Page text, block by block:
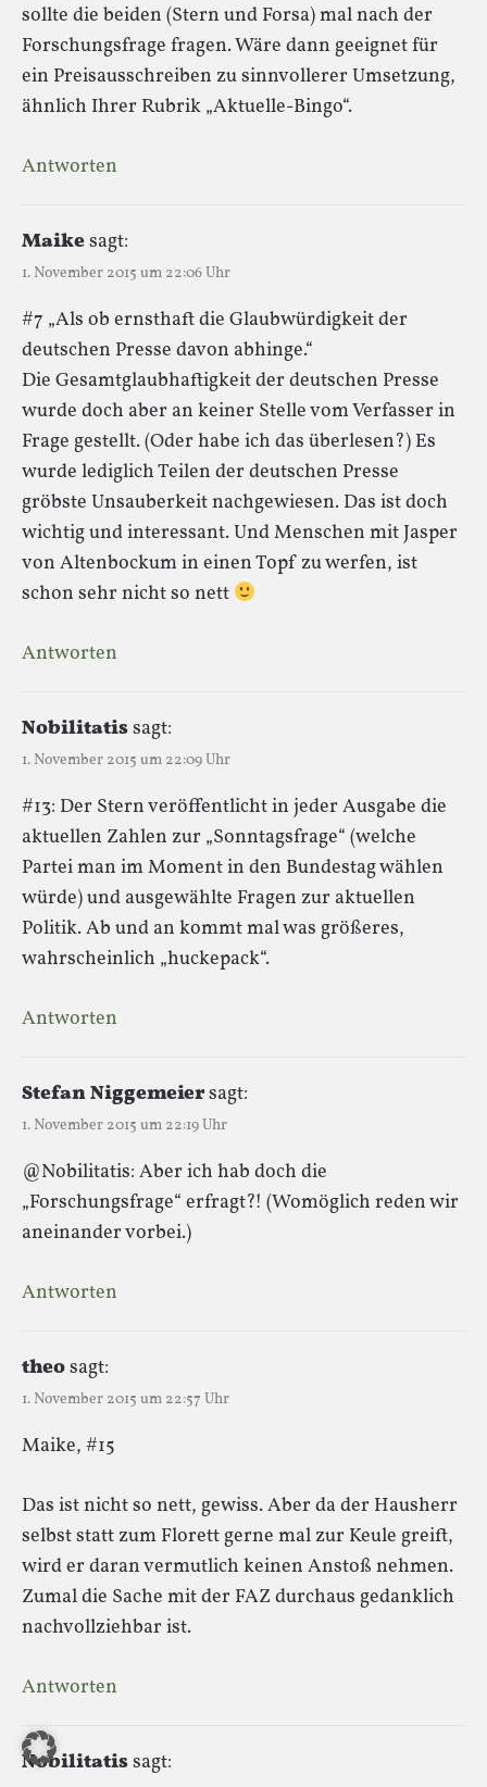
sollte die beiden (Stern und Forsa) mal nach der
Forschungsfrage fragen. Wäre dann geeignet für
ein Preisausschreiben zu sinnvollerer Umsetzung,
ähnlich Ihrer Rubrik „Aktuelle-Bingo“.
Antworten
Maikesagt:
1. November 2015 um 22:06 Uhr
#7 „Als ob ernsthaft die Glaubwürdigkeit der
deutschen Presse davon abhinge.“
Die Gesamtglaubhaftigkeit der deutschen Presse
wurde doch aber an keiner Stelle vom Verfasser in
Frage gestellt. (Oder habe ich das überlesen?) Es
wurde lediglich Teilen der deutschen Presse
gröbste Unsauberkeit nachgewiesen. Das ist doch
wichtig und interessant. Und Menschen mit Jasper
von Altenbockum in einen Topf zu werfen, ist
schon sehr nicht so nett
Antworten
Nobilitatissagt:
1. November 2015 um 22:09 Uhr
#13: Der Stern veröffentlicht in jeder Ausgabe die
aktuellen Zahlen zur „Sonntagsfrage“ (welche
Partei man im Moment in den Bundestag wählen
würde) und ausgewählte Fragen zur aktuellen
Politik. Ab und an kommt mal was größeres,
wahrscheinlich „huckepack“.
Antworten
Stefan Niggemeiersagt:
1. November 2015 um 22:19 Uhr
@Nobilitatis: Aber ich hab doch die
„Forschungsfrage“ erfragt?! (Womöglich reden wir
aneinander vorbei.)
Antworten
theosagt:
1. November 2015 um 22:57 Uhr
Maike, #15
Das ist nicht so nett, gewiss. Aber da der Hausherr
selbst statt zum Florett gerne mal zur Keule greift,
wird er daran vermutlich keinen Anstoß nehmen.
Zumal die Sache mit der FAZ durchaus gedanklich
nachvollziehbar ist.
Antworten
Nobilitatissagt: